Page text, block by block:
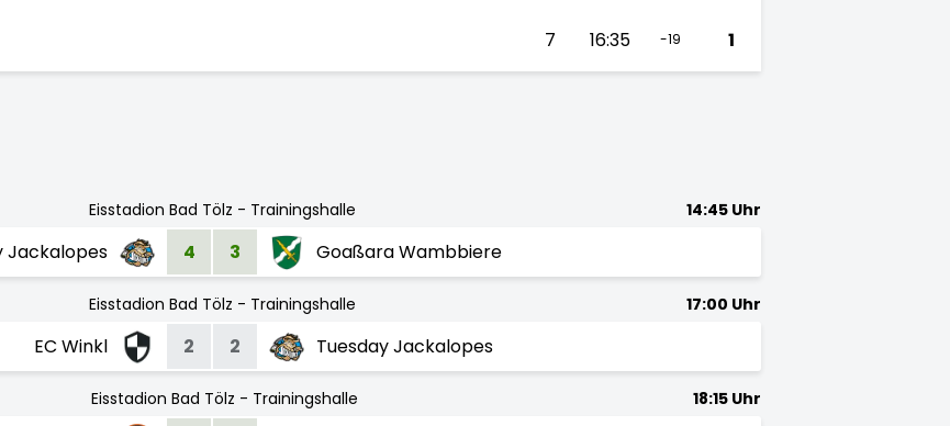
7 16:35 -19 1
Eisstadion Bad Tölz - Trainingshalle 14:45 Uhr
Jackalopes 4 3 Goaßara Wambbiere
Eisstadion Bad Tölz - Trainingshalle 17:00 Uhr
EC Winkl 2 2 Tuesday Jackalopes
Eisstadion Bad Tölz - Trainingshalle 18:15 Uhr